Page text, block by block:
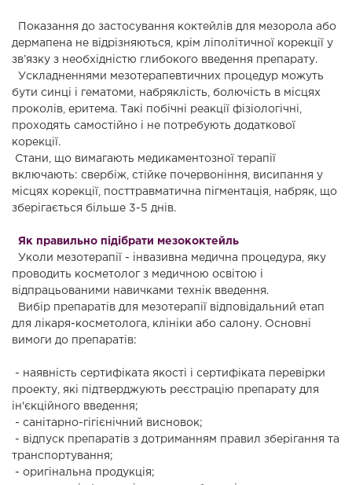
Показання до застосування коктейлів для мезорола або
дермапена не відрізняються, крім ліполітичної корекції у
зв’язку з необхідністю глибокого введення препарату.
Ускладненнями мезотерапевтичних процедур можуть
бути синці і гематоми, набряклість, болючість в місцях
проколів, еритема. Такі побічні реакції фізіологічні,
проходять самостійно і не потребують додаткової
корекції.
Стани, що вимагають медикаментозної терапії
включають: свербіж, стійке почервоніння, висипання у
місцях корекції, посттравматична пігментація, набряк, що
зберігається більше 3-5 днів.
Як правильно підібрати мезококтейль
Уколи мезотерапії - інвазивна медична процедура, яку
проводить косметолог з медичною освітою і
відпрацьованими навичками технік введення.
Вибір препаратів для мезотерапії відповідальний етап
для лікаря-косметолога, клініки або салону. Основні
вимоги до препаратів:
- наявність сертифіката якості і сертифіката перевірки
проекту, які підтверджують реєстрацію препарату для
ін'єкційного введення;
- санітарно-гігієнічний висновок;
- відпуск препаратів з дотриманням правил зберігання та
транспортування;
- оригінальна продукція;